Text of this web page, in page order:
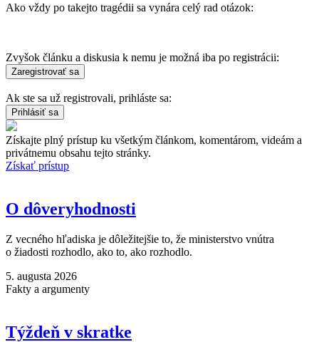
Ako vždy po takejto tragédii sa vynára celý rad otázok:
Zvyšok článku a diskusia k nemu je možná iba po registrácii:
Ak ste sa už registrovali, prihláste sa:
Získajte plný prístup ku všetkým článkom, komentárom, videám a
privátnemu obsahu tejto stránky.
Získať prístup
O dôveryhodnosti
Z vecného hľadiska je dôležitejšie to, že ministerstvo vnútra
o žiadosti rozhodlo, ako to, ako rozhodlo.
5. augusta 2026
Fakty a argumenty
Týždeň v skratke